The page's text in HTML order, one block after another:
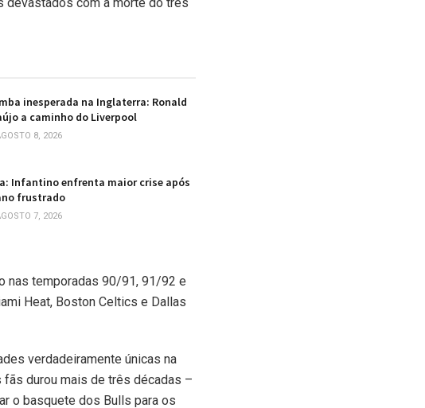
inesperada na Inglaterra: Ronald
a caminho do Liverpool
8, 2026
Infantino enfrenta maior crise após
frustrado
7, 2026
nas temporadas 90/91, 91/92 e
Heat, Boston Celtics e Dallas
verdadeiramente únicas na
fãs durou mais de três décadas –
o basquete dos Bulls para os